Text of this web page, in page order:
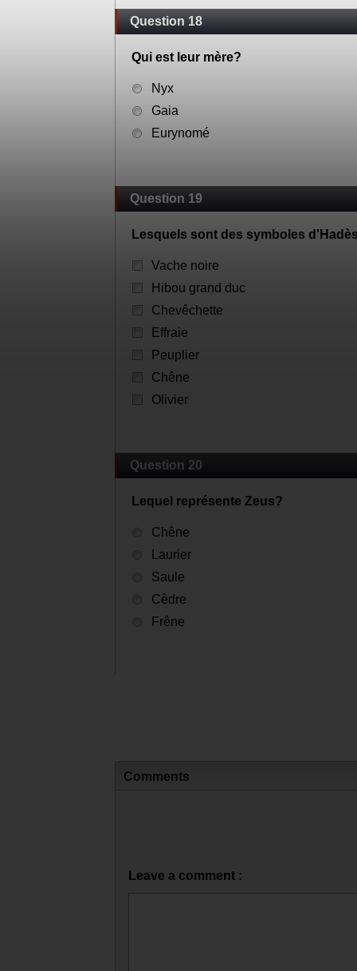
Question 18
Qui est leur mère?
Nyx
Gaia
Eurynomé
Question 19
Lesquels sont des symboles
Vache noire
Hibou grand duc
Chevêchette
Effraie
Peuplier
Chêne
Olivier
Question 20
Lequel représente Zeus?
Chêne
Laurier
Saule
Cèdre
Frêne
Comments
Leave a comment :